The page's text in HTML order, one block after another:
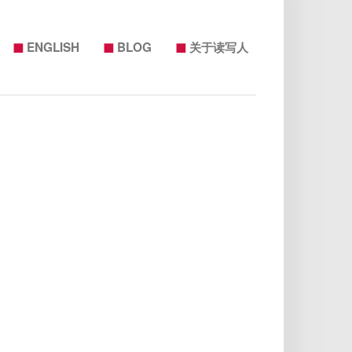
◼ ENGLISH ◼ BLOG ◼ 关于读写人